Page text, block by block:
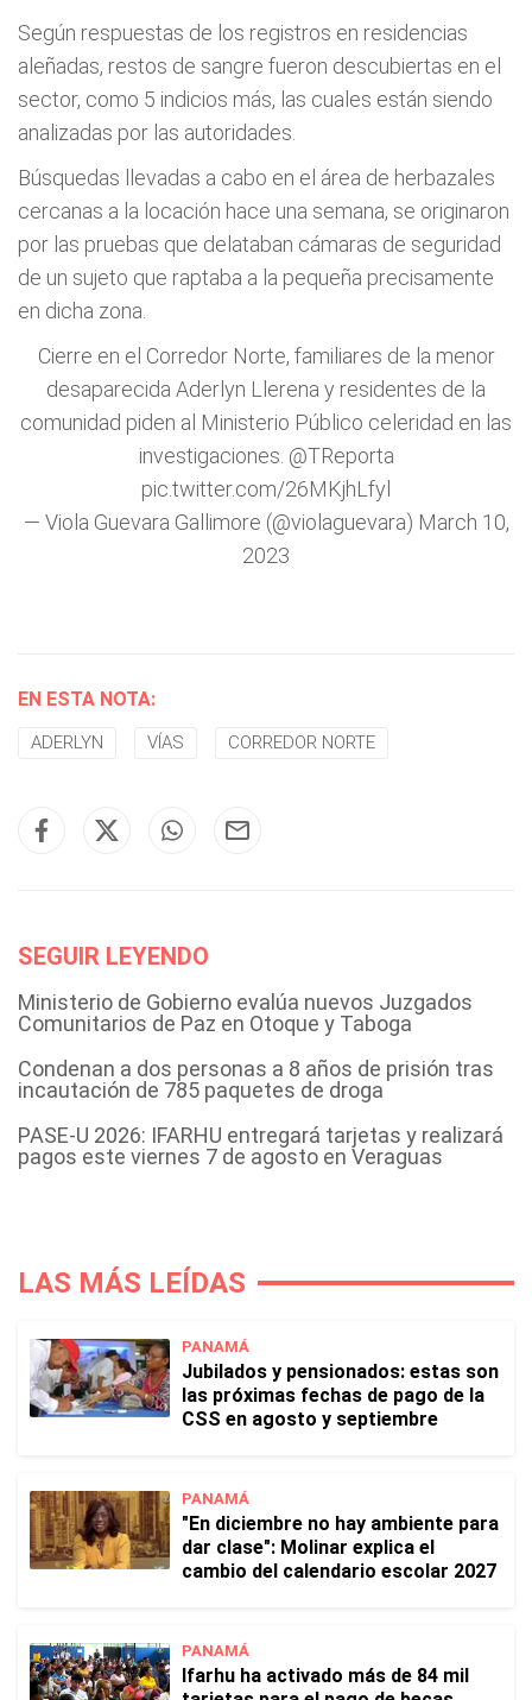
Según respuestas de los registros en residencias
aleñadas, restos de sangre fueron descubiertas en el
sector, como 5 indicios más, las cuales están siendo
analizadas por las autoridades.
Búsquedas llevadas a cabo en el área de herbazales
cercanas a la locación hace una semana, se originaron
por las pruebas que delataban cámaras de seguridad
de un sujeto que raptaba a la pequeña precisamente
en dicha zona.
Cierre en el Corredor Norte, familiares de la menor
desaparecida Aderlyn Llerena y residentes de la
comunidad piden al Ministerio Público celeridad en las
investigaciones. @TReporta
pic.twitter.com/26MKjhLfyl
— Viola Guevara Gallimore (@violaguevara) March 10,
2023
EN ESTA NOTA:
ADERLYN VÍAS CORREDOR NORTE
SEGUIR LEYENDO
Ministerio de Gobierno evalúa nuevos Juzgados
Comunitarios de Paz en Otoque y Taboga
Condenan a dos personas a 8 años de prisión tras
incautación de 785 paquetes de droga
PASE-U 2026: IFARHU entregará tarjetas y realizará
pagos este viernes 7 de agosto en Veraguas
LAS MÁS LEÍDAS
PANAMÁ
Jubilados y pensionados: estas son
las próximas fechas de pago de la
CSS en agosto y septiembre
PANAMÁ
"En diciembre no hay ambiente para
dar clase": Molinar explica el
cambio del calendario escolar 2027
PANAMÁ
Ifarhu ha activado más de 84 mil